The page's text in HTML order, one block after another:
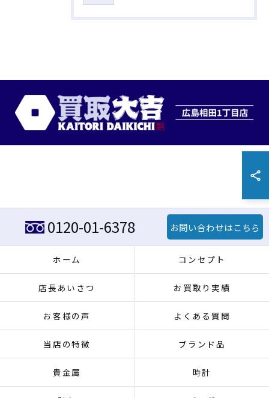
0120-01-6378 お問い合わせはこちら
ホーム コンセプト
店長あいさつ お買取り実績
お客様の声 よくある質問
当店の特徴 ブランド品
貴金属 時計